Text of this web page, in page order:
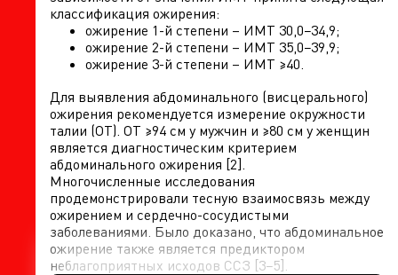
классификация ожирения:
ожирение 1-й степени – ИМТ 30,0−34,9;
ожирение 2-й степени – ИМТ 35,0−39,9;
ожирение 3-й степени – ИМТ ≥40.
Для выявления абдоминального (висцерального)
ожирения рекомендуется измерение окружности
талии (ОТ). ОТ ≥94 см у мужчин и ≥80 см у женщин
является диагностическим критерием
абдоминального ожирения [2].
Многочисленные исследования
продемонстрировали тесную взаимосвязь между
ожирением и сердечно-сосудистыми
заболеваниями. Было доказано, что абдоминальное
ожирение также является предиктором
неблагоприятных исходов ССЗ [3−5].